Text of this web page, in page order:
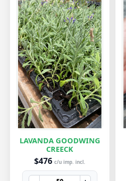
LAVANDA GOODWING
CREECK
$476 c/u imp. incl.